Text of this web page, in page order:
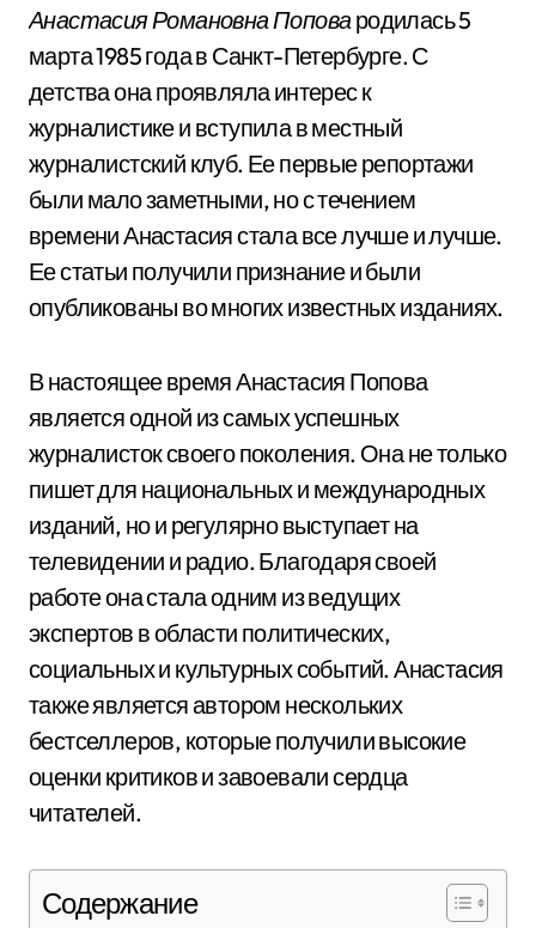
Анастасия Романовна Поповародилась 5
марта 1985 года в Санкт-Петербурге. С
детства она проявляла интерес к
журналистике и вступила в местный
журналистский клуб. Ее первые репортажи
были мало заметными, но с течением
времени Анастасия стала все лучше и лучше.
Ее статьи получили признание и были
опубликованы во многих известных изданиях.
В настоящее время Анастасия Попова
является одной из самых успешных
журналисток своего поколения. Она не только
пишет для национальных и международных
изданий, но и регулярно выступает на
телевидении и радио. Благодаря своей
работе она стала одним из ведущих
экспертов в области политических,
социальных и культурных событий. Анастасия
также является автором нескольких
бестселлеров, которые получили высокие
оценки критиков и завоевали сердца
читателей.
Содержание